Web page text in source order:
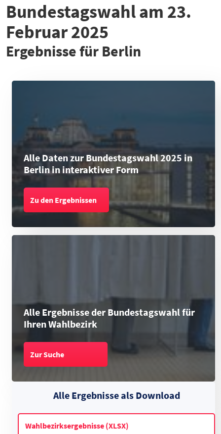
Bundestagswahl am 23.
Februar 2025
Ergebnisse für Berlin
Alle Daten zur Bundestagswahl 2025 in
Berlin in interaktiver Form
Zu den Ergebnissen
Alle Ergebnisse der Bundestagswahl für
Ihren Wahlbezirk
Zur Suche
Alle Ergebnisse als Download
Wahlbezirksergebnisse (XLSX)